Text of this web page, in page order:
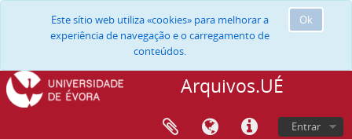
Ok
Este sítio web utiliza «cookies» para melhorar a
experiência de navegação e o carregamento de
conteúdos.
Arquivos.UÉ
Entrar